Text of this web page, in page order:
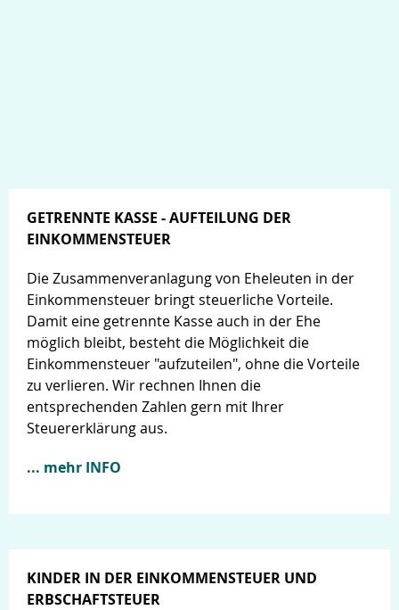
GETRENNTE KASSE - AUFTEILUNG DER
EINKOMMENSTEUER
Die Zusammenveranlagung von Eheleuten in der
Einkommensteuer bringt steuerliche Vorteile.
Damit eine getrennte Kasse auch in der Ehe
möglich bleibt, besteht die Möglichkeit die
Einkommensteuer "aufzuteilen", ohne die Vorteile
zu verlieren. Wir rechnen Ihnen die
entsprechenden Zahlen gern mit Ihrer
Steuererklärung aus.
... mehr INFO
KINDER IN DER EINKOMMENSTEUER UND
ERBSCHAFTSTEUER